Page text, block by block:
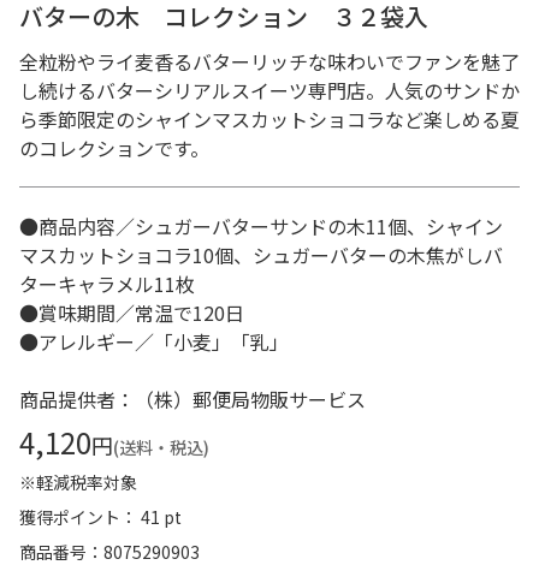
バターの木 コレクション ３２袋入
全粒粉やライ麦香るバターリッチな味わいでファンを魅了
し続けるバターシリアルスイーツ専門店。人気のサンドか
ら季節限定のシャインマスカットショコラなど楽しめる夏
のコレクションです。
●商品内容／シュガーバターサンドの木11個、シャイン
マスカットショコラ10個、シュガーバターの木焦がしバ
ターキャラメル11枚
●賞味期間／常温で120日
●アレルギー／「小麦」「乳」
商品提供者：（株）郵便局物販サービス
4,120円(送料・税込)
※軽減税率対象
獲得ポイント： 41 pt
商品番号
8075290903